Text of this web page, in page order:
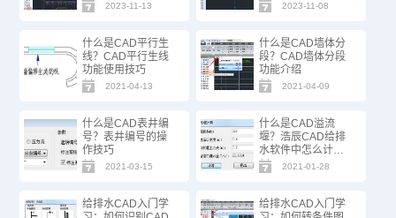
2023-11-13 2023-11-08
什么是CAD平行生
线？CAD平行生线
功能使用技巧
2021-04-13
什么是CAD墙体分
段？CAD墙体分段
功能介绍
2021-04-09
什么是CAD表井编
号？表井编号的操
作技巧
2021-03-15
什么是CAD溢流
堰？浩辰CAD给排
水软件中怎么计算
溢流堰？2021-01-28
给排水CAD入门学
给排水CAD入门学